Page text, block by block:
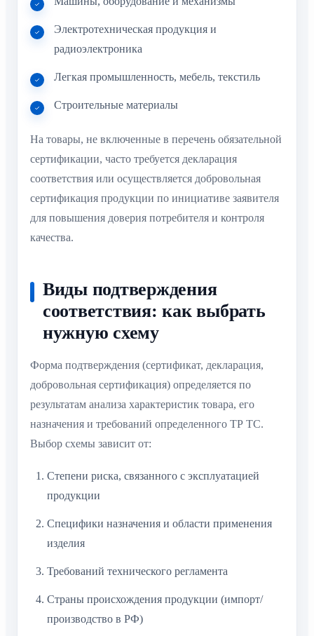
Электротехническая продукция и
радиоэлектроника
Легкая промышленность, мебель, текстиль
Строительные материалы
На товары, не включенные в перечень обязательной
сертификации, часто требуется декларация
соответствия или осуществляется добровольная
сертификация продукции по инициативе заявителя
для повышения доверия потребителя и контроля
качества.
Виды подтверждения
соответствия: как выбрать
нужную схему
Форма подтверждения (сертификат, декларация,
добровольная сертификация) определяется по
результатам анализа характеристик товара, его
назначения и требований определенного ТР ТС.
Выбор схемы зависит от:
Степени риска, связанного с эксплуатацией
продукции
Специфики назначения и области применения
изделия
Требований технического регламента
Страны происхождения продукции (импорт/
производство в РФ)